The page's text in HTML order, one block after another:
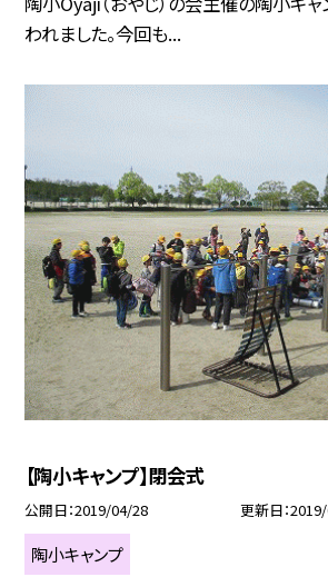
われました。今回も...
【陶小キャンプ】閉会式
公開日 2019/04/28 更新日
陶小キャンプ